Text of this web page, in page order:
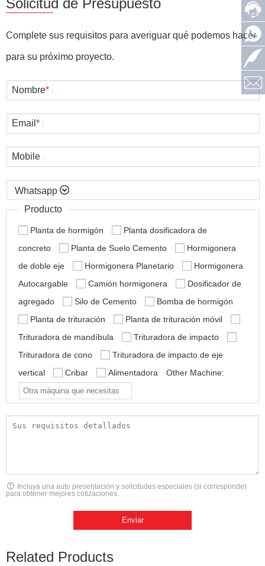
Solicitud de Presupuesto
Complete sus requisitos para averiguar qué podemos hacer
para su próximo proyecto.
Nombre*
Email *
Mobile

Producto
Planta de hormigón
Planta dosificadora de
concreto
Planta de Suelo Cemento
Hormigonera
de doble eje
Hormigonera Planetario
Hormigonera
Autocargable
Camión hormigonera
Dosificador de
agregado
Silo de Cemento
Bomba de hormigón
Planta de trituración
Planta de trituración móvil
Trituradora de mandíbula
Trituradora de impacto
Trituradora de cono
Trituradora de impacto de eje
vertical
Cribar Alimentadora Other Machine:
Incluya una auto presentación y solicitudes especiales (si corresponde)
para obtener mejores cotizaciones.
Related Products